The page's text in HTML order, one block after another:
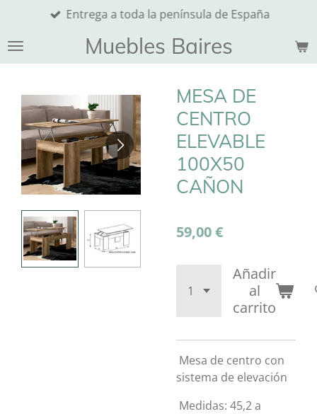
contenido
principal
Muebles Baires
Entrega a toda la península de España
MESA DE
CENTRO
ELEVABLE
100X50
CAÑON
59,00 €
Añadir
al
carrito
Mesa de centro con
sistema de elevación
Medidas: 45,2 a